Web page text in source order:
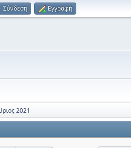
Σύνδεση Εγγραφή
2021